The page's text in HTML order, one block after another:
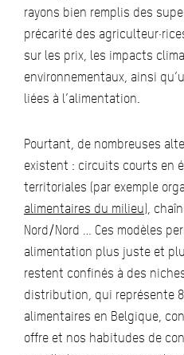
rayons bien remplis des
précarité des
sur les prix, les impacts
environnementaux, ainsi
liées à l’alimentation.
Pourtant, de nombreuses
existent : circuits courts en
territoriales (par exemple
alimentaires du milieu),
Nord/Nord … Ces modèles
alimentation plus juste et
restent confinés à des
distribution, qui représente
alimentaires en Belgique,
offre et nos habitudes de